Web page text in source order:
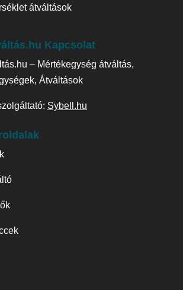
átváltások
Kapcsolat
– Mértékegység átváltás,
Átváltások
Sybell.hu